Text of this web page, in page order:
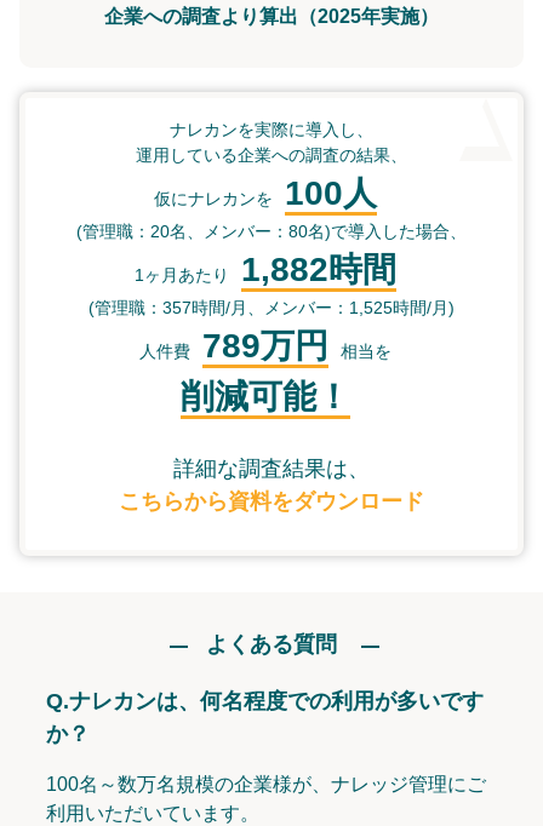
企業への調査より算出（2025年実施）
ナレカンを実際に導入し、
運用している企業への調査の結果、
仮にナレカンを 100人
(管理職：20名、メンバー：80名)で導入した場合、
1ヶ月あたり 1,882時間
(管理職：357時間/月、メンバー：1,525時間/月)
人件費 789万円 相当を
削減可能！
詳細な調査結果は、
こちらから資料をダウンロード
よくある質問
Q.ナレカンは、何名程度での利用が多いです
か？
100名～数万名規模の企業様が、ナレッジ管理にご
利用いただいています。